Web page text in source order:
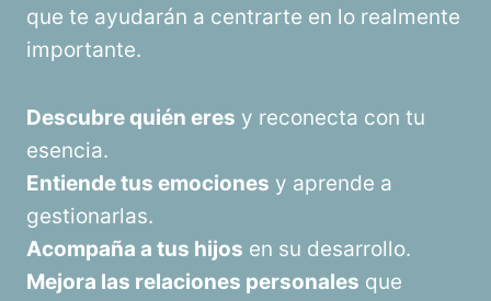
que te ayudarán a centrarte en lo realmente
importante.
Descubre quién eres y reconecta con tu
esencia.
Entiende tus emociones y aprende a
gestionarlas.
Acompaña a tus hijos en su desarrollo.
Mejora las relaciones personales que